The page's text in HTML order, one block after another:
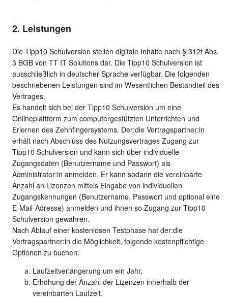
2. Leistungen
Die Tipp10 Schulversion stellen digitale Inhalte nach § 312f Abs.
3 BGB von TT IT Solutions dar. Die Tipp10 Schulversion ist
ausschließlich in deutscher Sprache verfügbar. Die folgenden
beschriebenen Leistungen sind im Wesentlichen Bestandteil des
Vertrages.
Es handelt sich bei der Tipp10 Schulversion um eine
Onlineplattform zum computergestützten Unterrichten und
Erlernen des Zehnfingersystems. Der:die Vertragspartner:in
erhält nach Abschluss des Nutzungsvertrages Zugang zur
Tipp10 Schulversion und kann sich über individuelle
Zugangsdaten (Benutzername und Passwort) als
Administrator:in anmelden. Er kann sodann die vereinbarte
Anzahl an Lizenzen mittels Eingabe von individuellen
Zugangskennungen (Benutzername, Passwort und optional eine
E-Mail-Adresse) anmelden und ihnen so Zugang zur Tipp10
Schulversion gewähren.
Nach Ablauf einer kostenlosen Testphase hat der:die
Vertragspartner:in die Möglichkeit, folgende kostenpflichtige
Optionen zu buchen:
Laufzeitverlängerung um ein Jahr,
Erhöhung der Anzahl der Lizenzen innerhalb der
vereinbarten Laufzeit.